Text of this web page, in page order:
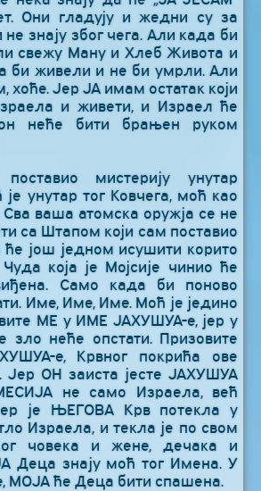
Они гладују и жедни су за
знају због чега. Али када би
свежу Ману и Хлеб Живота и
би живели и не би умрли. Али
хоће. Јер ЈА имам остатак који
и живети, и Израел ће
неће бити брањен руком
мистерију унутар
унутар тог Ковчега, моћ као
Сва ваша атомска оружја се не
са Штапом који сам поставио
ће још једном исушити корито
која је Мојсије чинио ће
Само када би поново
Име, Име, Име. Моћ је једино
МЕ у ИМЕ ЈАХУШУА-е, јер у
неће опстати. Призовите
е, Крвног покрића ове
Јер ОН заиста јесте ЈАХУШУА
не само Израела, већ
је ЊЕГОВА Крв потекла у
Израела, и текла је по свом
човека и жене, дечака и
Деца знају моћ тог Имена. У
МОЈА ће Деца бити спашена.